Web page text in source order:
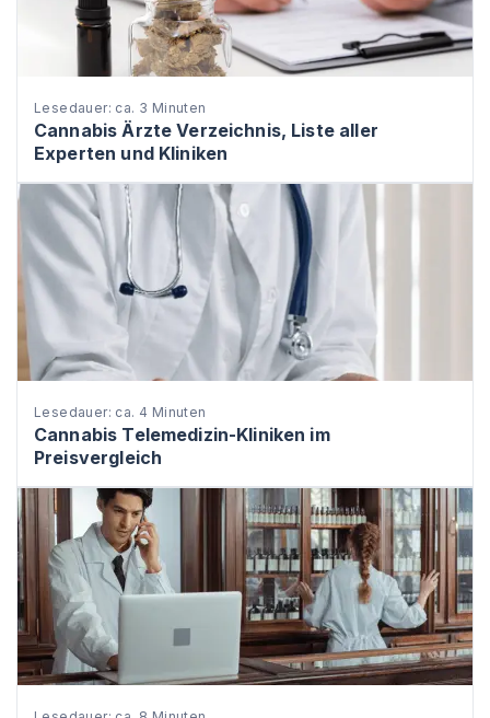
Lesedauer: ca. 3 Minuten
Cannabis Ärzte Verzeichnis, Liste aller
Experten und Kliniken
Lesedauer: ca. 4 Minuten
Cannabis Telemedizin-Kliniken im
Preisvergleich